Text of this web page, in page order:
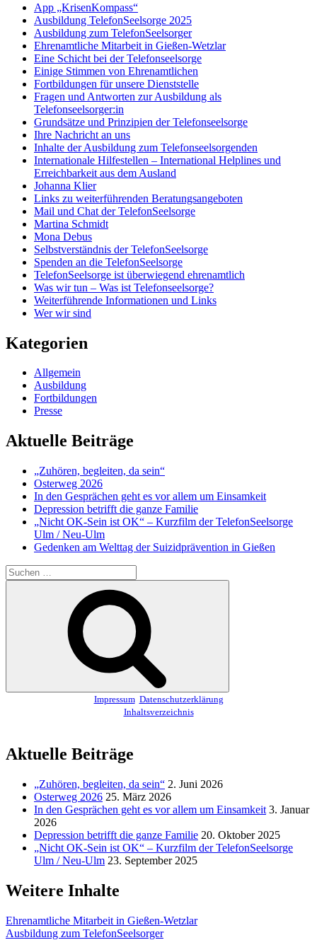
App „KrisenKompass“
Ausbildung TelefonSeelsorge 2025
Ausbildung zum TelefonSeelsorger
Ehrenamtliche Mitarbeit in Gießen-Wetzlar
Eine Schicht bei der Telefonseelsorge
Einige Stimmen von Ehrenamtlichen
Fortbildungen für unsere Dienststelle
Fragen und Antworten zur Ausbildung als
Telefonseelsorger:in
Grundsätze und Prinzipien der Telefonseelsorge
Ihre Nachricht an uns
Inhalte der Ausbildung zum Telefonseelsorgenden
Internationale Hilfestellen – International Helplines und
Erreichbarkeit aus dem Ausland
Johanna Klier
Links zu weiterführenden Beratungsangeboten
Mail und Chat der TelefonSeelsorge
Martina Schmidt
Mona Debus
Selbstverständnis der TelefonSeelsorge
Spenden an die TelefonSeelsorge
TelefonSeelsorge ist überwiegend ehrenamtlich
Was wir tun – Was ist Telefonseelsorge?
Weiterführende Informationen und Links
Wer wir sind
Kategorien
Allgemein
Ausbildung
Fortbildungen
Presse
Aktuelle Beiträge
„Zuhören, begleiten, da sein“
Osterweg 2026
In den Gesprächen geht es vor allem um Einsamkeit
Depression betrifft die ganze Familie
„Nicht OK-Sein ist OK“ – Kurzfilm der TelefonSeelsorge
Ulm / Neu-Ulm
Gedenken am Welttag der Suizidprävention in Gießen
Suchen
nach:
Impressum Datenschutzerklärung
Inhaltsverzeichnis
Aktuelle Beiträge
„Zuhören, begleiten, da sein“ 2. Juni 2026
Osterweg 2026 25. März 2026
In den Gesprächen geht es vor allem um Einsamkeit 3. Januar
2026
Depression betrifft die ganze Familie 20. Oktober 2025
„Nicht OK-Sein ist OK“ – Kurzfilm der TelefonSeelsorge
Ulm / Neu-Ulm 23. September 2025
Weitere Inhalte
Ehrenamtliche Mitarbeit in Gießen-Wetzlar
Ausbildung zum TelefonSeelsorger